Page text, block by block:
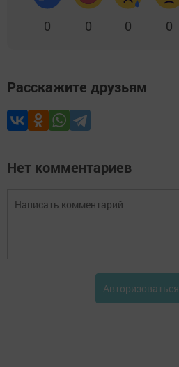
0 0 0 0
Расскажите друзьям
Нет комментариев
Авторизоваться